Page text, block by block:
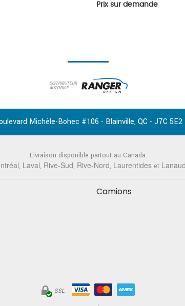
Prix sur demande
DISTRIBUTEUR
AUTORISÉ
Michèle-Bohec #106 - Blainville,QC - J7C 5E2
Livraison disponible partout au Canada.
, Laval, Rive-Sud, Rive-Nord, Laurentides et
Camions
SSL